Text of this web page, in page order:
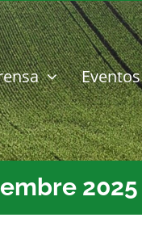
Eventos
2025